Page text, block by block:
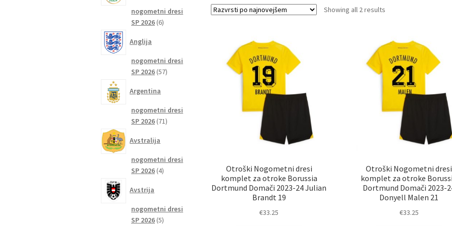
Showing all 2 resultsSorted
Otroški Nogometni dresi
komplet za otroke Borussia
Dortmund Domači 2023-24 Julian
Brandt 19
€33.25
Otroški Nogometni dresi
komplet za otroke
Dortmund Domači 2023-
Donyell Malen 21
€33.25
nogometni dresi
SP 2026 66
Anglija
nogometni dresi
SP 2026 5757
Argentina
nogometni dresi
SP 2026 7171
Avstralija
nogometni dresi
SP 2026 44
Avstrija
nogometni dresi
SP 2026 55